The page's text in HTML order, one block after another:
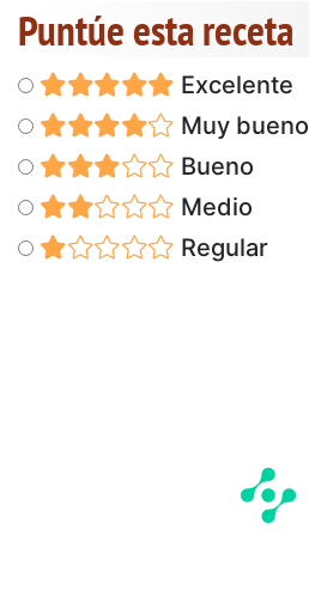
Puntúe esta receta
Excelente
Muy bueno
Bueno
Medio
Regular